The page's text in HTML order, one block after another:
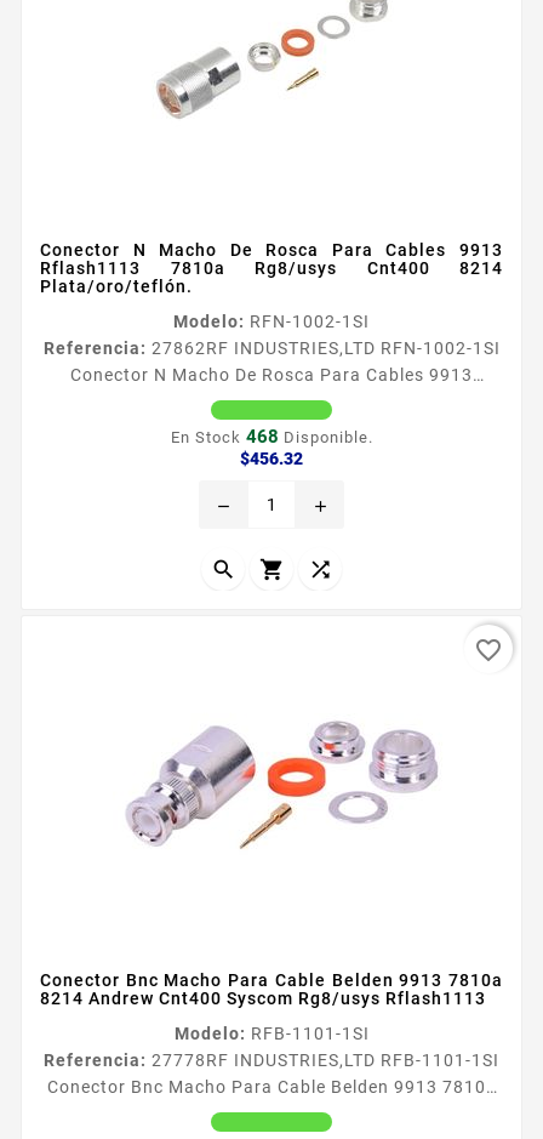
Conector N Macho De Rosca Para Cables 9913
Rflash1113 7810a Rg8/usys Cnt400 8214
Plata/oro/teflón.
Modelo: RFN-1002-1SI
Referencia: 27862RF INDUSTRIES,LTD RFN-1002-1SI
Conector N Macho De Rosca Para Cables 9913
Rflash1113 7810a Rg8/usys Cnt400 8214
Plata/oro/teflón. Conector N Macho de rosca para
cables 9913 CNT400 RG8USYS RFLASH1113 Tipo de
7810A 8214 CNT400 RG8USYS RFLASH1113 Modo de
Contacto Central Oro Aislante Dieleacutectrico
En Stock 468 Disponible.
$456.32Precio
remove add
  
Conector Bnc Macho Para Cable Belden 9913 7810a
8214 Andrew Cnt400 Syscom Rg8/usys Rflash1113
Modelo: RFB-1101-1SI
Referencia: 27778RF INDUSTRIES,LTD RFB-1101-1SI
Conector Bnc Macho Para Cable Belden 9913 7810a
8214 Andrew Cnt400 Syscom Rg8/usys Rflash1113
favorite_border